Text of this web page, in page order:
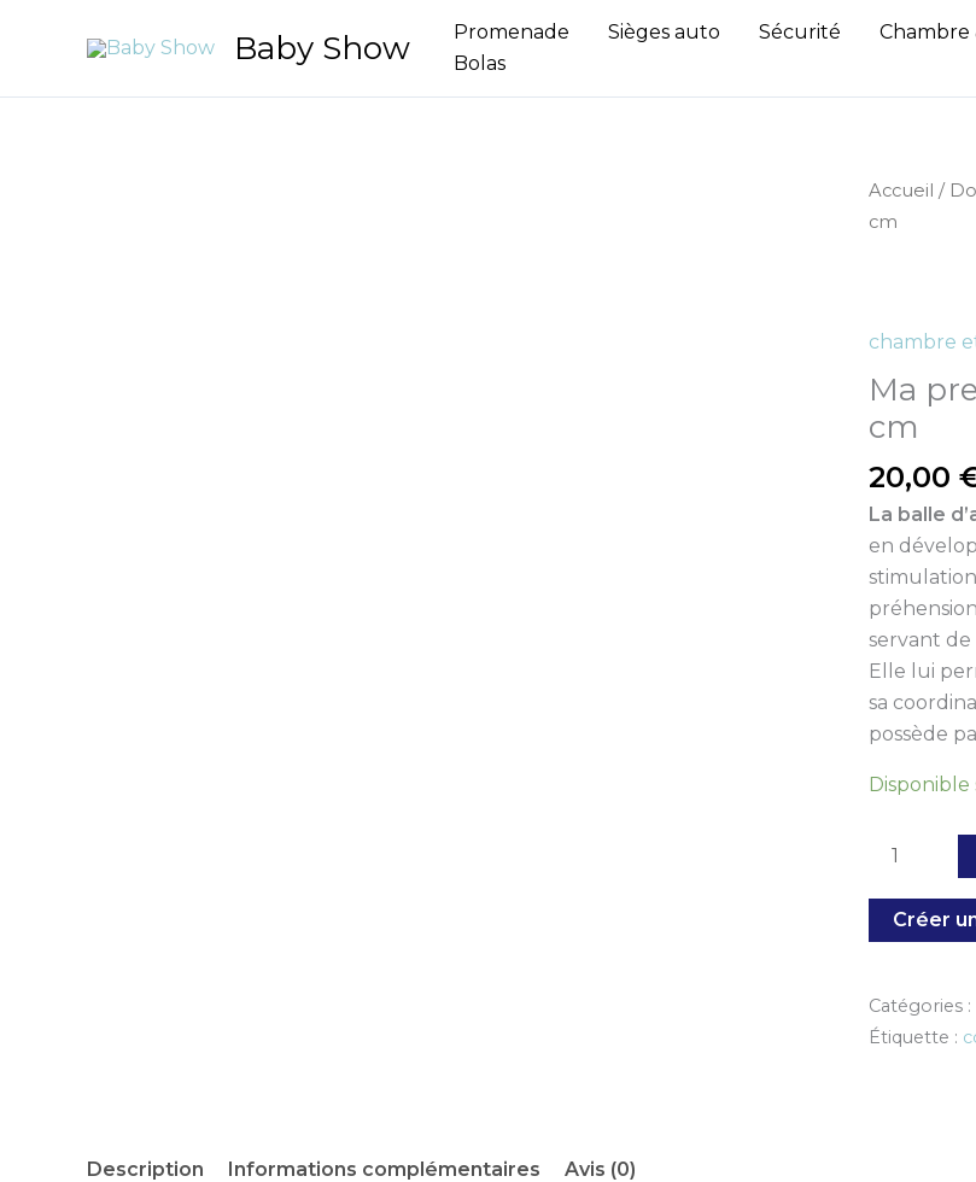
Baby Show Promenade Sièges auto Sécurité Chambre
Bolas
Accueil /
cm
chambre
Ma
cm
20,00
La balle
en
servant de
Elle lui
sa
possède
quantité
de
d'éveil
Yoca
le
koala
-
15
Créer
Catégories :
Étiquette :
Description Informations complémentaires Avis (0)